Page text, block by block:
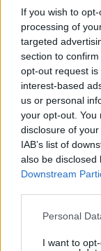
If you wish to
processing of
targeted
section to
opt-out request
interest-based
us or personal
your opt-out. You
disclosure of
IAB’s list of
also be disclosed
Downstream
Please note that
not limited to
Personal
I want to